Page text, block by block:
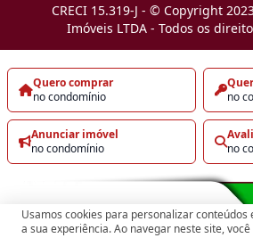
Usamos cookies para personalizar conteúdos
a sua experiência. Ao navegar neste site,
Quero comprar
no condomínio
no
Anunciar imóvel
no condomínio
no
CRECI 15.319-J - © Copyright
Imóveis LTDA - Todos os